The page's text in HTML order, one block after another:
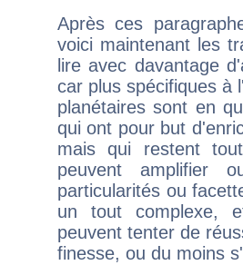
Après ces
voici maintenant les
lire avec davantage
car plus spécifiques à
planétaires sont en
qui ont pour but
mais qui restent
peuvent amplifier
particularités ou
un tout complexe,
peuvent tenter de
finesse, ou du moins